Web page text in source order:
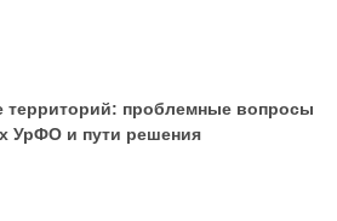
территорий: проблемные вопросы
УрФО и пути решения